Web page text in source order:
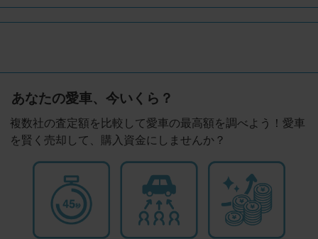
あなたの愛車、今いくら？
複数社の査定額を比較して愛車の最高額を調べよう！愛車
を賢く売却して、購入資金にしませんか？